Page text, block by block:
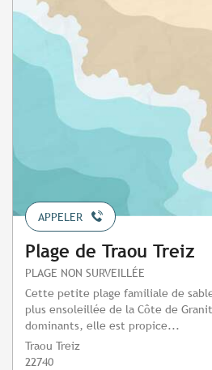
APPELER
Plage de Traou Treiz
PLAGE NON SURVEILLÉE
Cette petite plage familiale de
plus ensoleillée de la Côte de
dominants, elle est propice...
Traou Treiz
22740